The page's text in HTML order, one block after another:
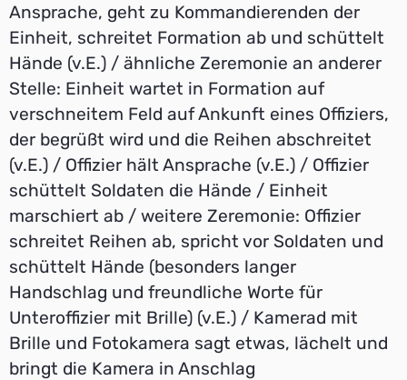
Ansprache, geht zu Kommandierenden der
Einheit, schreitet Formation ab und schüttelt
Hände (v.E.) / ähnliche Zeremonie an anderer
Stelle: Einheit wartet in Formation auf
verschneitem Feld auf Ankunft eines Offiziers,
der begrüßt wird und die Reihen abschreitet
(v.E.) / Offizier hält Ansprache (v.E.) / Offizier
schüttelt Soldaten die Hände / Einheit
marschiert ab / weitere Zeremonie: Offizier
schreitet Reihen ab, spricht vor Soldaten und
schüttelt Hände (besonders langer
Handschlag und freundliche Worte für
Unteroffizier mit Brille) (v.E.) / Kamerad mit
Brille und Fotokamera sagt etwas, lächelt und
bringt die Kamera in Anschlag